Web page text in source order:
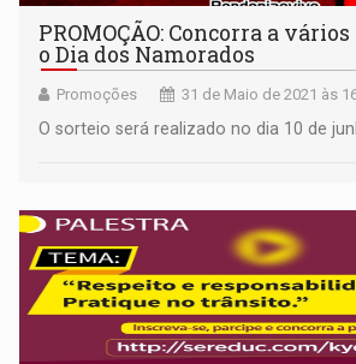
PROMOÇÃO: Concorra a
o Dia dos Namorados
Promoções 31 de Maio de 2021 às
O sorteio será realizado no dia 10 de